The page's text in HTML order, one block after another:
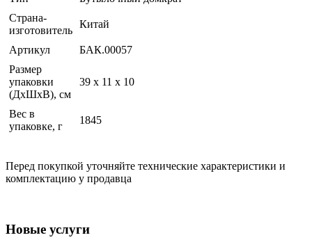
Страна-
изготовитель
Китай
Артикул
БАК.00057
Размер
упаковки
(ДхШхВ), см
39 x 11 x 10
Вес в
упаковке, г
1845
Перед покупкой уточняйте технические характеристики и
комплектацию у продавца
Новые услуги